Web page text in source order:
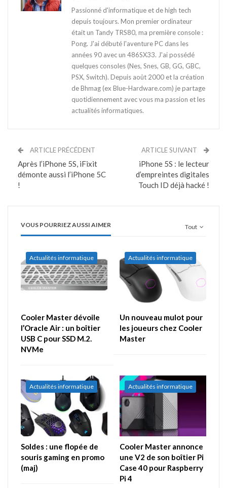
Passionné d'informatique et de high tech
depuis toujours. Mon premier ordinateur
était un Tandy TRS80, ma première console :
Pong. J'ai débuté l'aventure PC dans les
années 90 avec un 486SX33. J'ai possédé
quelques consoles (Nes, Snes, GB, GG, GBC,
PSX, Switch). Depuis août 2000 et la création
de Bhmag (ex Blue-Hardware.com) je partage
quotidiennement avec vous ma passion et les
actualités informatiques.
ARTICLE PRÉCÉDENT
Après l’iPhone 5S, iFixit
démonte aussi l’iPhone 5C
!
ARTICLE SUIVANT
iPhone 5S : le lecteur
d’empreintes digitales
Touch ID déjà hacké !
Tout
VOUS POURRIEZ AUSSI AIMER
Actualités informatique
Cooler Master dévoile
l’Oracle Air : un boîtier
USB C pour SSD M.2.
NVMe
Actualités informatique
Un nouveau mulot pour
les joueurs chez Cooler
Master
Actualités informatique
Soldes : une flopée de
souris gaming en promo
(maj)
Actualités informatique
Cooler Master annonce
une V2 de son boîtier Pi
Case 40 pour Raspberry
Pi 4